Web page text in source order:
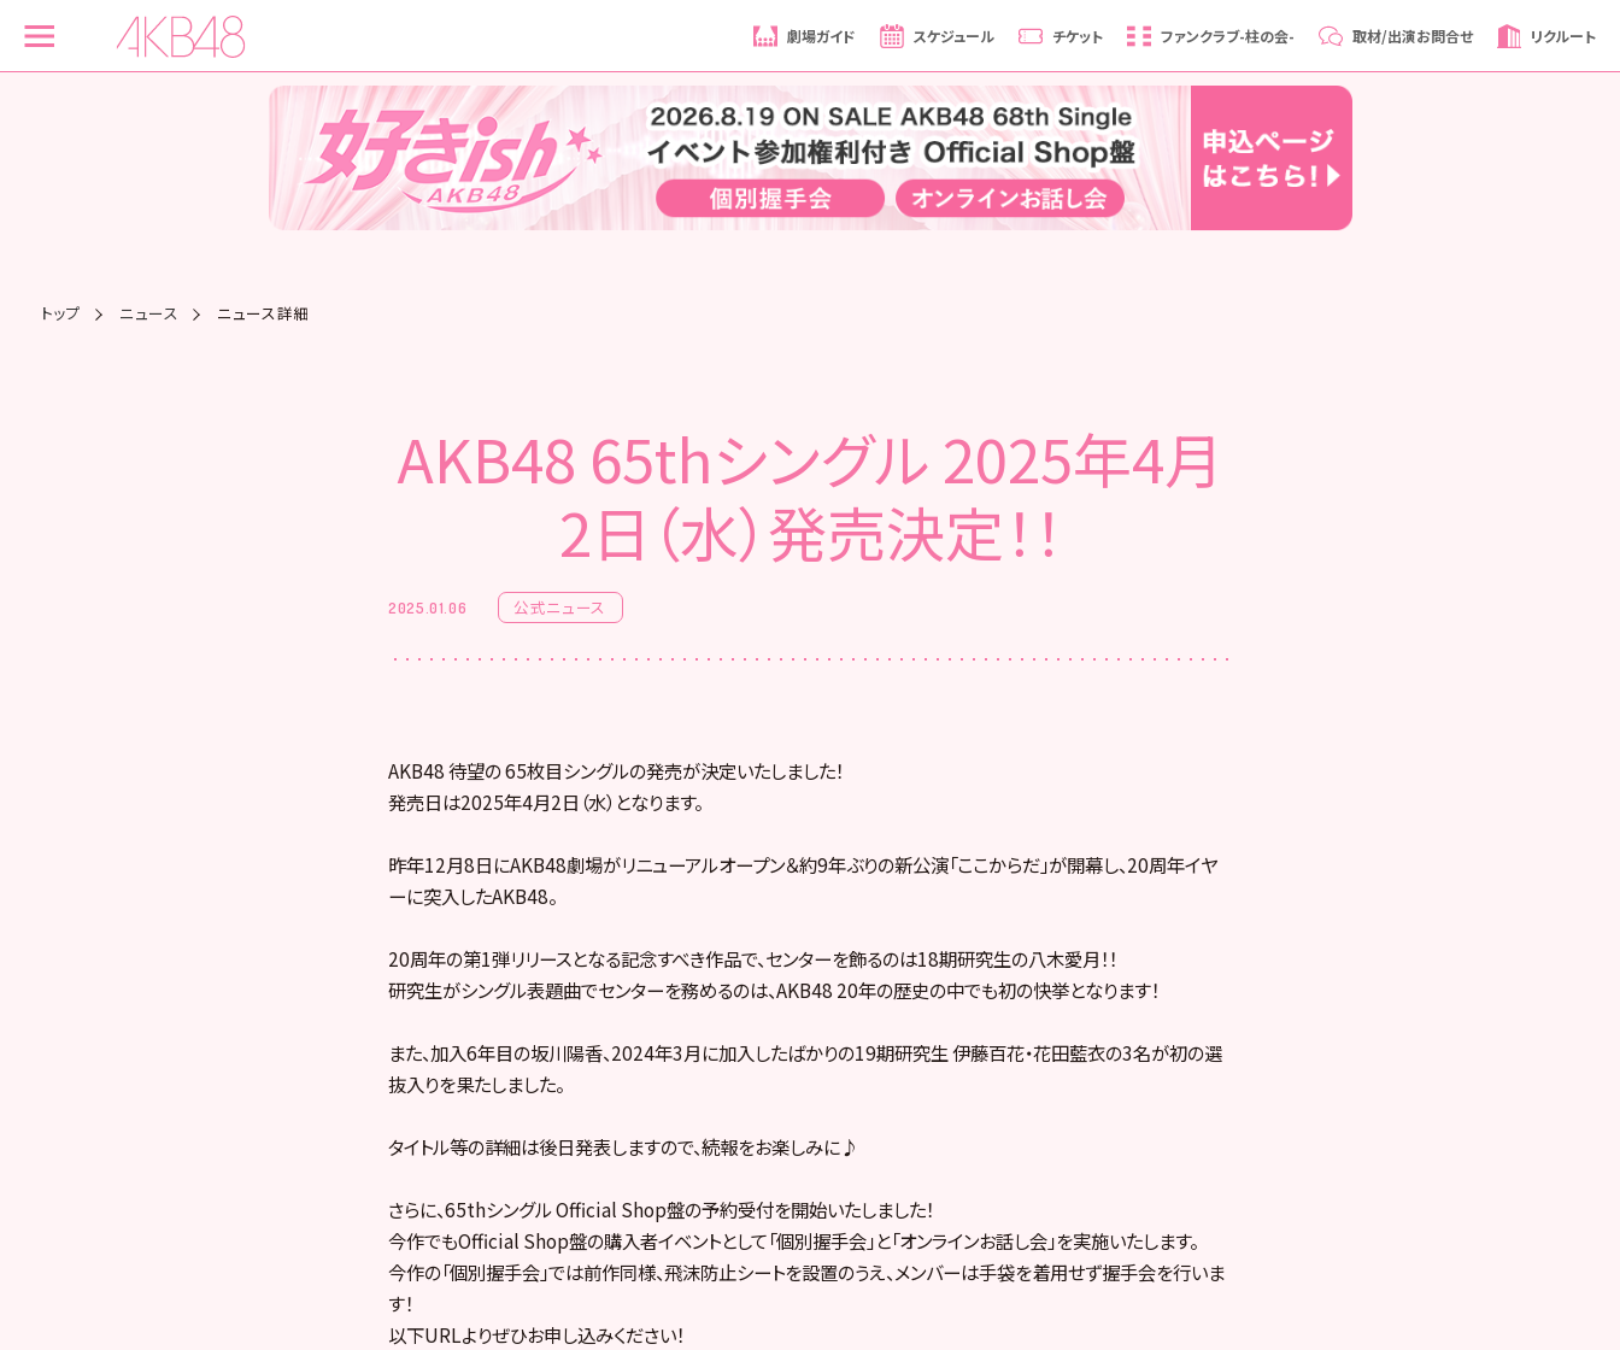
劇場ガイド スケジュール チケット ファンクラブ-柱の会- 取材/出演お問合せ リクルート
トップ ニュース ニュース詳細
AKB48 65thシングル 2025年4月
2日（水）発売決定！！
2025.01.06 公式ニュース
AKB48 待望の 65枚目シングルの発売が決定いたしました！
発売日は2025年4月2日（水）となります。
昨年12月8日にAKB48劇場がリニューアルオープン＆約9年ぶりの新公演「ここからだ」が開幕し、20周年イヤ
ーに突入したAKB48。
20周年の第1弾リリースとなる記念すべき作品で、センターを飾るのは18期研究生の八木愛月！！
研究生がシングル表題曲でセンターを務めるのは、AKB48 20年の歴史の中でも初の快挙となります！
また、加入6年目の坂川陽香、2024年3月に加入したばかりの19期研究生 伊藤百花・花田藍衣の3名が初の選
抜入りを果たしました。
タイトル等の詳細は後日発表しますので、続報をお楽しみに♪
さらに、65thシングル Official Shop盤の予約受付を開始いたしました！
今作でもOfficial Shop盤の購入者イベントとして「個別握手会」と「オンラインお話し会」を実施いたします。
今作の「個別握手会」では前作同様、飛沫防止シートを設置のうえ、メンバーは手袋を着用せず握手会を行いま
す！
以下URLよりぜひお申し込みください！